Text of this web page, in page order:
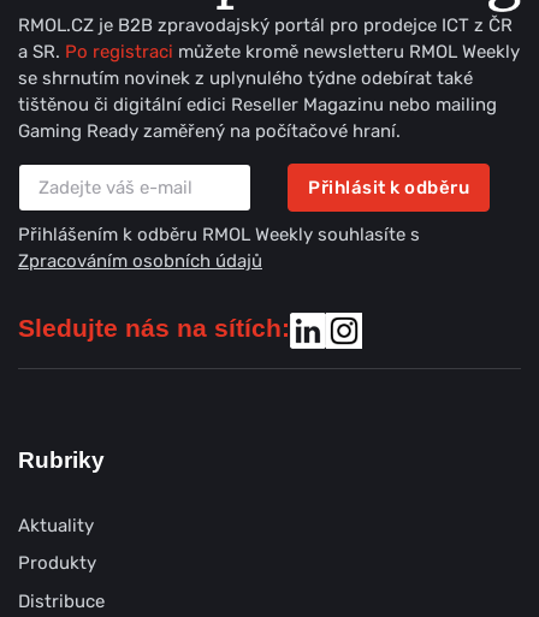
RMOL.CZ je B2B zpravodajský portál pro prodejce ICT z ČR
a SR. Po registraci můžete kromě newsletteru RMOL Weekly
se shrnutím novinek z uplynulého týdne odebírat také
tištěnou či digitální edici Reseller Magazinu nebo mailing
Gaming Ready zaměřený na počítačové hraní.
Přihlásit k odběru
Přihlášením k odběru RMOL Weekly souhlasíte s
Zpracováním osobních údajů
Sledujte nás na sítích:
Rubriky
Aktuality
Produkty
Distribuce